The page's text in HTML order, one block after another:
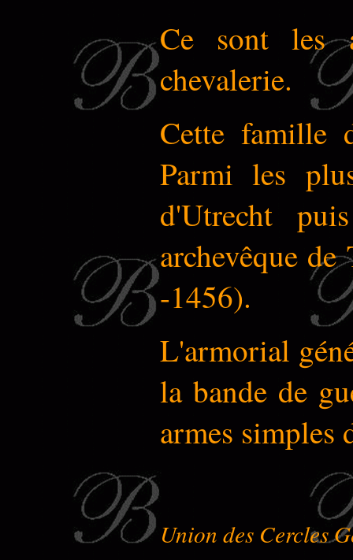
Ce sont les
chevalerie.
Cette famille
Parmi les
d'Utrecht
archevêque
-1456).
L'armorial
la bande de
armes simples
Union des Cercles